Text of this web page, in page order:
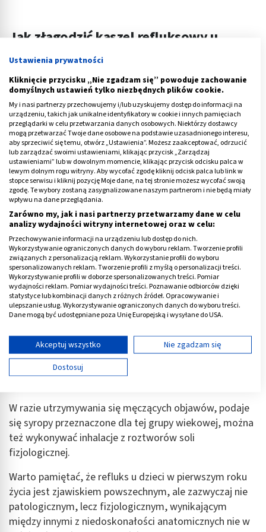
Jak złagodzić kaszel refluksowy u
dziecka?
Najmłodsi pacjenci mogą przyjmować wiele leków
przeciwkaszlowych oraz IPP. Ograniczeniem wiekowym
jest zazwyczaj ukończenie pierwszego lub drugiego
roku życia.
Oprócz tego możliwe jest stosowanie licznych
naturalnych metod łagodzących objawy tego typu – od
pierwszego roku życia mogą to być na przykład
herbatki z lipy.
Należy pamiętać, że leki dla dzieci w wieku do 6 lat
powinny być podawane w postaci syropów – taki
sposób aplikacji eliminuje ryzyko zadławienia tabletką.
Zaleca się też, by do 12. roku życia środki takie, jak
wspomniany dekstrometorfan były przyjmowane z
zalecenia lekarza – nie powinno się ich ordynować na
własną rękę.
Jeżeli chodzi o kaszel refluksowy u niemowlaków,
możliwości terapeutyczne są nieco mniejsze, ze
względu na brak badań potwierdzających
W razie utrzymywania się męczących objawów, podaje
się syropy przeznaczone dla tej grupy wiekowej, można
też wykonywać inhalacje z roztworów soli
fizjologicznej.
Warto pamiętać, że refluks u dzieci w pierwszym roku
życia jest zjawiskiem powszechnym, ale zazwyczaj nie
patologicznym, lecz fizjologicznym, wynikającym
między innymi z niedoskonałości anatomicznych nie w
Ustawienia prywatności
Kliknięcie przycisku „Nie zgadzam się” powoduje zachowanie
domyślnych ustawień tylko niezbędnych plików cookie.
My i nasi partnerzy przechowujemy i/lub uzyskujemy dostęp do informacji na
urządzeniu, takich jak unikalne identyfikatory w cookie i innych pamięciach
przeglądarki w celu przetwarzania danych osobowych. Niektórzy dostawcy
mogą przetwarzać Twoje dane osobowe na podstawie uzasadnionego interesu,
aby sprzeciwić się temu, otwórz „Ustawienia”. Możesz zaakceptować, odrzucić
lub zarządzać swoimi ustawieniami, klikając przycisk „Zarządzaj
ustawieniami” lub w dowolnym momencie, klikając przycisk odcisku palca w
lewym dolnym rogu witryny. Aby wycofać zgodę kliknij odcisk palca lub link w
stopce serwisu i kliknij pozycję Moje dane, na tej stronie możesz wycofać swoją
zgodę. Te wybory zostaną zasygnalizowane naszym partnerom i nie będą miały
wpływu na dane przeglądania.
Zarówno my, jak i nasi partnerzy przetwarzamy dane w celu
analizy wydajności witryny internetowej oraz w celu:
Przechowywanie informacji na urządzeniu lub dostęp do nich.
Wykorzystywanie ograniczonych danych do wyboru reklam. Tworzenie profili
związanych z personalizacją reklam. Wykorzystanie profili do wyboru
spersonalizowanych reklam. Tworzenie profili z myślą o personalizacji treści.
Wykorzystywanie profili w doborze spersonalizowanych treści. Pomiar
wydajności reklam. Pomiar wydajności treści. Poznawanie odbiorców dzięki
statystyce lub kombinacji danych z różnych źródeł. Opracowywanie i
ulepszanie usług. Wykorzystywanie ograniczonych danych do wyboru treści.
Dane mogą być udostępniane poza Unię Europejską i wysyłane do USA.
Wyświetl listę partnerów (11 dostawców IAB)
Używamy Twoich danych w następujących celach:
Cele przetwarzania IAB:
dostęp do nich
Wykorzystywanie ograniczonych danych do
wyboru reklam
Tworzenie profili w celu spersonalizowanych
reklam
Wykorzystanie profili do wyboru
spersonalizowanych reklam
Akceptuj wszystko
Nie zgadzam się
Dostosuj